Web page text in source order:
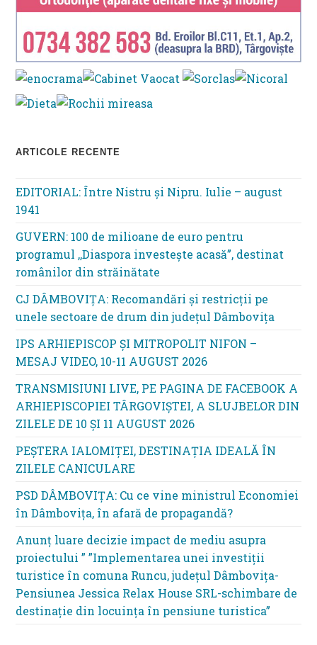
ARTICOLE RECENTE
EDITORIAL: Între Nistru şi Nipru. Iulie – august
1941
GUVERN: 100 de milioane de euro pentru
programul ,,Diaspora investește acasă”, destinat
românilor din străinătate
CJ DÂMBOVIȚA: Recomandări și restricții pe
unele sectoare de drum din județul Dâmbovița
IPS ARHIEPISCOP ȘI MITROPOLIT NIFON –
MESAJ VIDEO, 10-11 AUGUST 2026
TRANSMISIUNI LIVE, PE PAGINA DE FACEBOOK A
ARHIEPISCOPIEI TÂRGOVIȘTEI, A SLUJBELOR DIN
ZILELE DE 10 ȘI 11 AUGUST 2026
PEȘTERA IALOMIȚEI, DESTINAȚIA IDEALĂ ÎN
ZILELE CANICULARE
PSD DÂMBOVIȚA: Cu ce vine ministrul Economiei
în Dâmbovița, în afară de propagandă?
Anunț luare decizie impact de mediu asupra
proiectului ” ”Implementarea unei investiții
turistice în comuna Runcu, județul Dâmbovița-
Pensiunea Jessica Relax House SRL-schimbare de
destinație din locuința în pensiune turistica”